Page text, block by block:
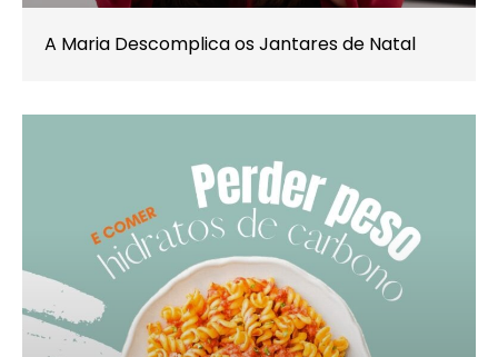
A Maria Descomplica os Jantares de Natal